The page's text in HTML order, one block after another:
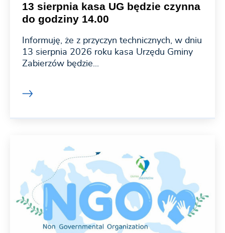
13 sierpnia kasa UG będzie czynna
do godziny 14.00
Informuję, że z przyczyn technicznych, w dniu
13 sierpnia 2026 roku kasa Urzędu Gminy
Zabierzów będzie...